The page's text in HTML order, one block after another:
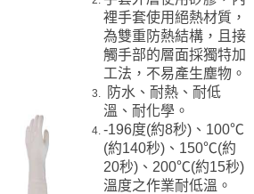
裡手套使用絕熱材質，
為雙重防熱結構，且接
觸手部的層面採獨特加
工法，不易產生塵物。
防水、耐熱、耐低
溫、耐化學。
-196度(約8秒)、100℃
(約140秒)、150℃(約
20秒)、200℃(約15秒)
溫度之作業耐低溫。